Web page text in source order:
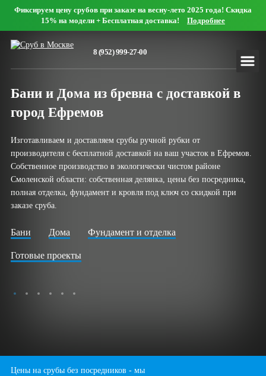
Мобильный офис
Дома
Сруб дома 5х6
Сруб дома 6х6
Сруб дома 6х7
Сруб дома 7х7
Сруб дома 7х8
Сруб дома 8х8
Сруб дома 8х9
Сруб дома 9х9
Сруб дома 10х11
Сруб дома 11х11
Сруб бани 4х7
Фиксируем цену срубов при заказе на весну-лето 2025 года! Скидка
15% на модели + Бесплатная доставка!
Подробнее
8 (952) 999-27-00
Бани и Дома из бревна с доставкой в
город Ефремов
Изготавливаем и доставляем срубы ручной рубки от
производителя с бесплатной доставкой на ваш участок в Ефремов.
Собственное производство в экологически чистом районе
Смоленской области: собственная делянка, цены без посредника,
полная отделка, фундамент и кровля под ключ со скидкой при
заказе сруба.
Бани Дома Фундамент и отделка
Готовые проекты
Цены на срубы без посредников - мы